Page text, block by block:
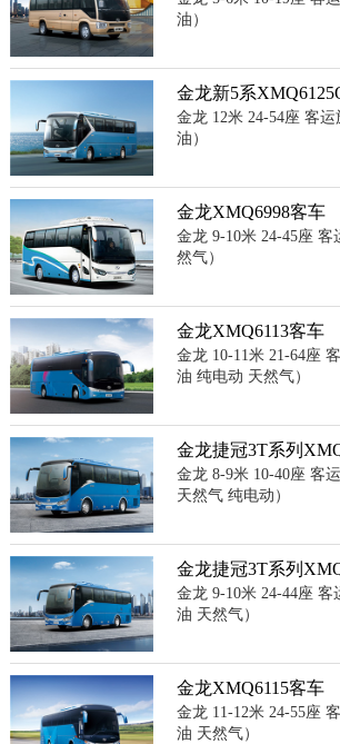
油）
金龙新5系
金龙 12米 24-54座 客
油）
金龙XMQ6998客车
金龙 9-10米 24-45座
然气）
金龙XMQ6113客车
金龙 10-11米 21-64座
油 纯电动 天然气）
金龙捷冠3T系列
金龙 8-9米 10-40座 客
天然气 纯电动）
金龙捷冠3T系列
金龙 9-10米 24-44座
油 天然气）
金龙XMQ6115客车
金龙 11-12米 24-55座
油 天然气）